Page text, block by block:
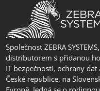
Společnost ZEBRA
distributorem s přidanou
IT bezpečnosti, ochrany
České republice, na